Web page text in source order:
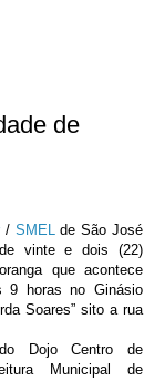
de
/ SMEL
de São José
vinte e dois (22)
que acontece
9 horas no Ginásio
Soares” sito a rua
Dojo Centro de
Municipal de